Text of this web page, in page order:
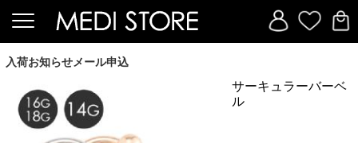
入荷お知らせメール申込
サーキュラーバーベ
ル